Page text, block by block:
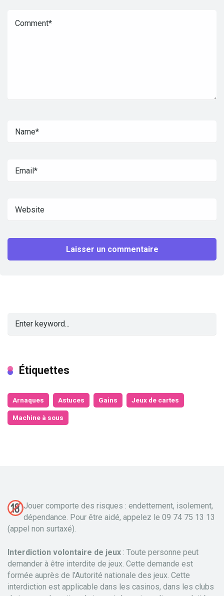
Étiquettes
Arnaques Astuces Gains Jeux de cartes
Machine à sous
Jouer comporte des risques : endettement, isolement,
dépendance. Pour être aidé, appelez le 09 74 75 13 13
(appel non surtaxé).
Interdiction volontaire de jeux : Toute personne peut
demander à être interdite de jeux. Cette demande est
formée auprès de l’Autorité nationale des jeux. Cette
interdiction est applicable dans les casinos, dans les clubs